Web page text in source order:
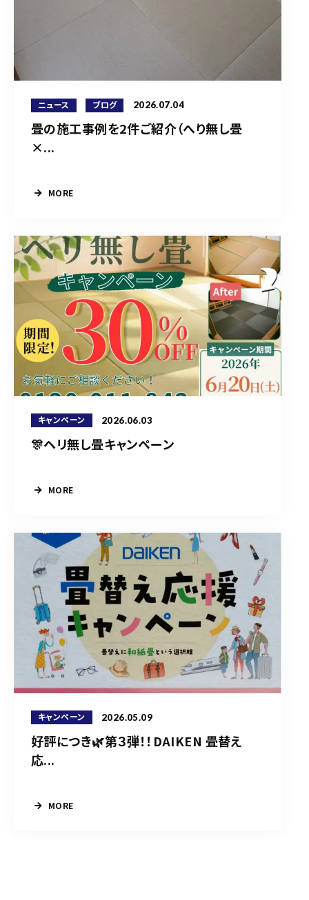
ニュース ブログ 2026.07.04
畳の施工事例を2件ご紹介（へり無し畳
×...
MORE
キャンペーン 2026.06.03
🎊ヘリ無し畳キャンペーン
MORE
キャンペーン 2026.05.09
好評につき🌿第３弾！！DAIKEN 畳替え
応...
MORE